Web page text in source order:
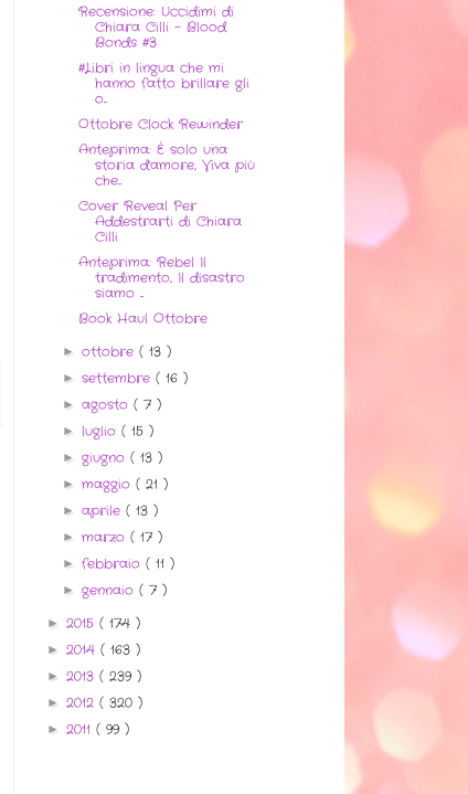
Recensione: Uccidimi di
Chiara Cilli - Blood
Bonds #3
#Libri in lingua che mi
hanno fatto brillare gli
o...
Ottobre Clock Rewinder
Anteprima: È solo una
storia d'amore, Viva più
che...
Cover Reveal Per
Addestrarti di Chiara
Cilli
Anteprima: Rebel Il
tradimento, Il disastro
siamo ...
Book Haul Ottobre
► ottobre ( 13 )
► settembre ( 16 )
► agosto ( 7 )
► luglio ( 15 )
► giugno ( 13 )
► maggio ( 21 )
► aprile ( 13 )
► marzo ( 17 )
► febbraio ( 11 )
► gennaio ( 7 )
► 2015 ( 174 )
► 2014 ( 163 )
► 2013 ( 239 )
► 2012 ( 320 )
► 2011 ( 99 )